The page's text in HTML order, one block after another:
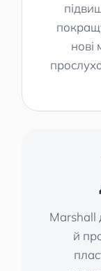
нові
Marshall
й